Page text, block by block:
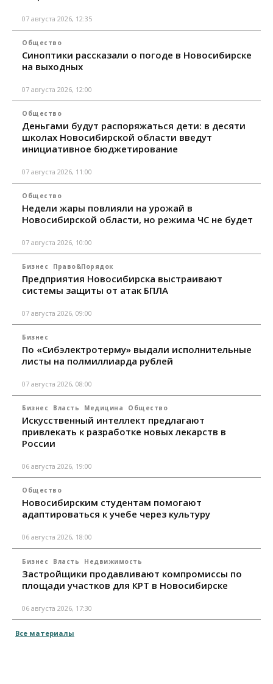
07 августа 2026, 12:35
Общество
Синоптики рассказали о погоде в Новосибирске
на выходных
07 августа 2026, 12:00
Общество
Деньгами будут распоряжаться дети: в десяти
школах Новосибирской области введут
инициативное бюджетирование
07 августа 2026, 11:00
Общество
Недели жары повлияли на урожай в
Новосибирской области, но режима ЧС не будет
07 августа 2026, 10:00
Бизнес Право&Порядок
Предприятия Новосибирска выстраивают
системы защиты от атак БПЛА
07 августа 2026, 09:00
Бизнес
По «Сибэлектротерму» выдали исполнительные
листы на полмиллиарда рублей
07 августа 2026, 08:00
Бизнес Власть Медицина Общество
Искусственный интеллект предлагают
привлекать к разработке новых лекарств в
России
06 августа 2026, 19:00
Общество
Новосибирским студентам помогают
адаптироваться к учебе через культуру
06 августа 2026, 18:00
Бизнес Власть Недвижимость
Застройщики продавливают компромиссы по
площади участков для КРТ в Новосибирске
06 августа 2026, 17:30
Все материалы